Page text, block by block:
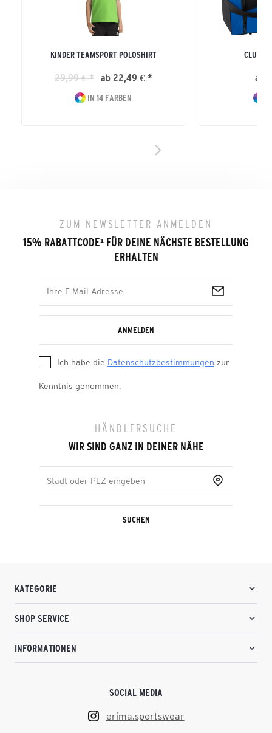
KINDER TEAMSPORT POLOSHIRT
29,99 € * ab 22,49 € *
IN 14 FARBEN
CLUB 5
ab
ZUM NEWSLETTER ANMELDEN
15% RABATTCODE¹ FÜR DEINE NÄCHSTE BESTELLUNG
ERHALTEN
ANMELDEN
Ich habe die Datenschutzbestimmungen zur
Kenntnis genommen.
HÄNDLERSUCHE
WIR SIND GANZ IN DEINER NÄHE
SUCHEN
KATEGORIE
SHOP SERVICE
INFORMATIONEN
SOCIAL MEDIA
erima.sportswear